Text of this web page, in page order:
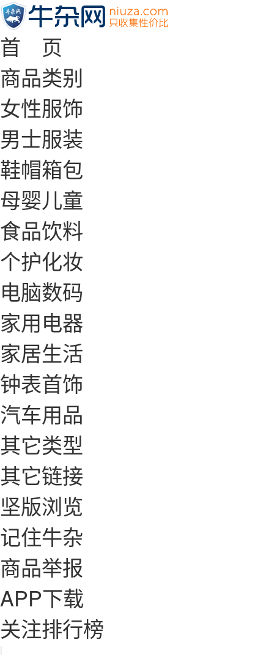
首 页
商品类别
女性服饰
男士服装
鞋帽箱包
母婴儿童
食品饮料
个护化妆
电脑数码
家用电器
家居生活
钟表首饰
汽车用品
其它类型
其它链接
坚版浏览
记住牛杂
商品举报
APP下载
关注排行榜
|